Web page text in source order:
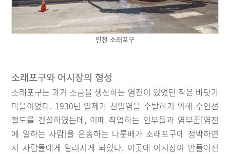
인천 소래포구
소래포구와 어시장의 형성
소래포구는 과거 소금을 생산하는 염전이 있었던 작은 바닷가
마을이었다. 1930년 일제가 천일염을 수탈하기 위해 수인선
철도를 건설하였는데, 이때 작업하는 인부들과 염부꾼[염전
에 일하는 사람]을 운송하는 나룻배가 소래포구에 정박하면
서 사람들에게 알려지게 되었다. 이곳에 어시장이 만들어진